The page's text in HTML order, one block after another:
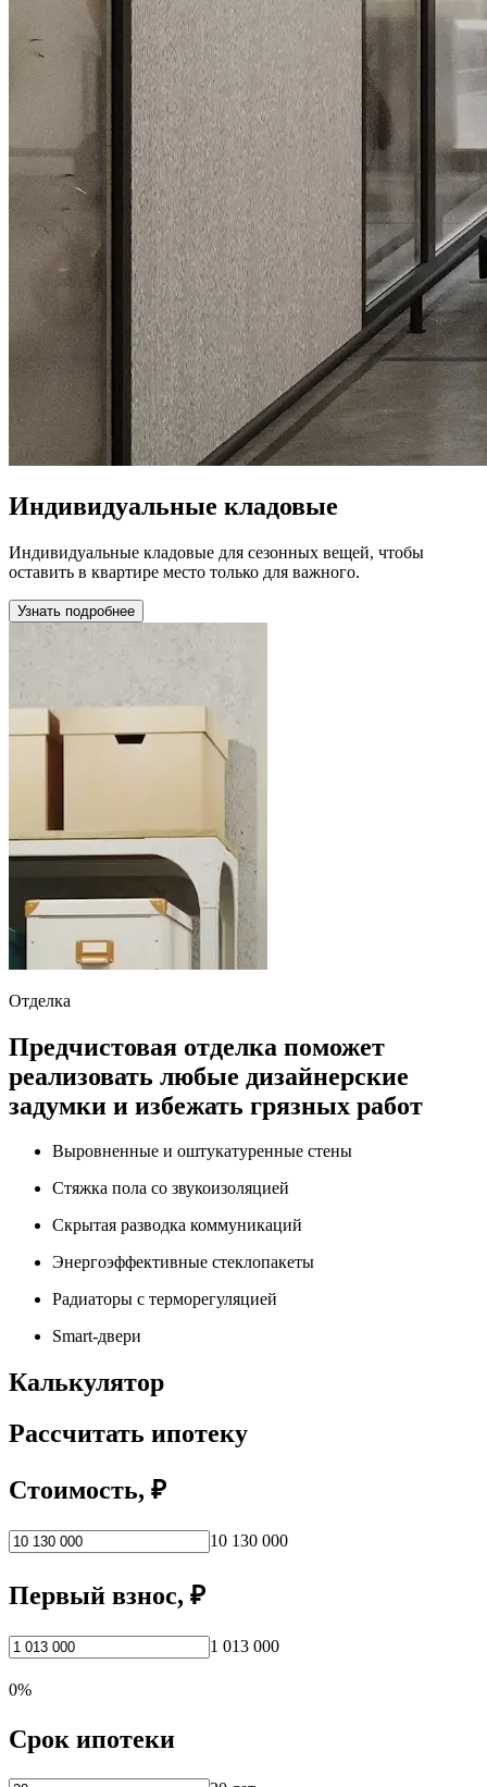
Индивидуальные кладовые
Индивидуальные кладовые для сезонных вещей, чтобы
оставить в квартире место только для важного.
Узнать подробнее
Отделка
Предчистовая отделка поможет
реализовать любые дизайнерские
задумки и избежать грязных работ
Выровненные и оштукатуренные стены
Стяжка пола со звукоизоляцией
Скрытая разводка коммуникаций
Энергоэффективные стеклопакеты
Радиаторы с терморегуляцией
Smart-двери
Калькулятор
Рассчитать ипотеку
Стоимость, ₽
10 130 000
Первый взнос, ₽
1 013 000
0%
Срок ипотеки